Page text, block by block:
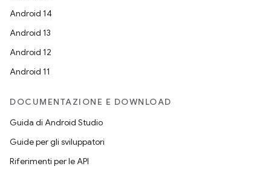
Android 14
Android 13
Android 12
Android 11
DOCUMENTAZIONE E DOWNLOAD
Guida di Android Studio
Guide per gli sviluppatori
Riferimenti per le API